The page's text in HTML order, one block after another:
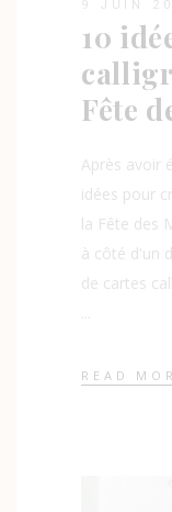
9 JUIN
10
Fête
Après avoir
idées pour
la Fête des
à côté d'un
de cartes
READ